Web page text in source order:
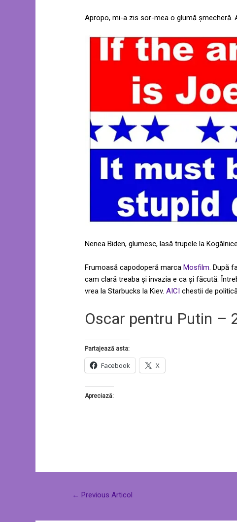
Apropo, mi-a zis sor-mea o glumă șmecheră.
Nenea Biden, glumesc, lasă trupele la
Frumoasă capodoperă marcaMosfilm. După
cam clară treaba și invazia e ca și făcută.
vrea la Starbucks la Kiev.AICI chestii de
Oscar pentru Putin –
Partajează asta:
Facebook X
Apreciază:
← Previous Articol